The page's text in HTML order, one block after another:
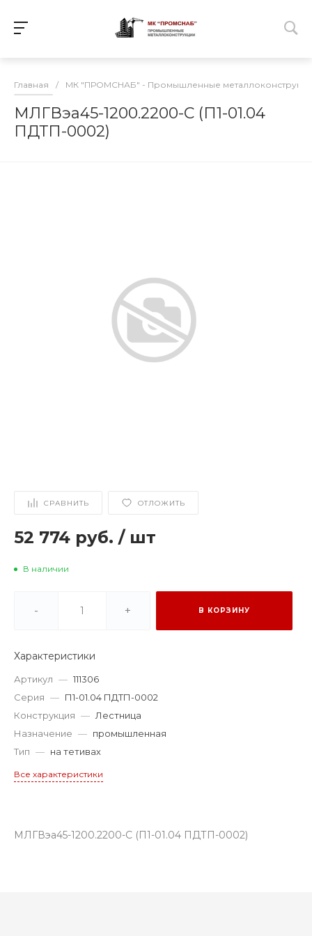
Главная / МК "ПРОМСНАБ" - Промышленные
МЛГВэа45-1200.2200-С (П1-01.04
ПДТП-0002)
СРАВНИТЬ ОТЛОЖИТЬ
52 774 руб. / шт
В наличии
- + В КОРЗИНУ
Характеристики
Артикул — 111306
Серия — П1-01.04 ПДТП-0002
Конструкция — Лестница
Назначение — промышленная
Тип — на тетивах
Все характеристики
МЛГВэа45-1200.2200-С (П1-01.04 ПДТП-0002)